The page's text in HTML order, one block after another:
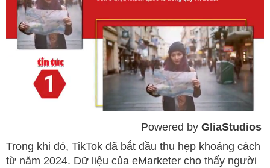
Powered by GliaStudios
Trong khi đó, TikTok đã bắt đầu thu hẹp khoảng cách
từ năm 2024. Dữ liệu của eMarketer cho thấy người